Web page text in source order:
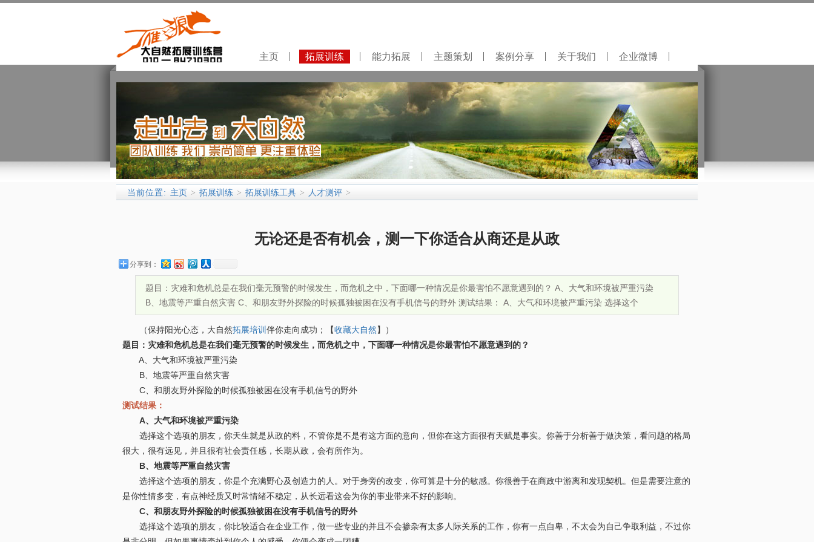
主页 拓展训练 能力拓展 主题策划 案例分享 关于我们 企业微博
当前位置: 主页 > 拓展训练 > 拓展训练工具 > 人才测评 >
无论还是否有机会，测一下你适合从商还是从政
分享到：
题目：灾难和危机总是在我们毫无预警的时候发生，而危机之中，下面哪一种情况是你最害怕不愿意遇到的？ A、大气和环境被严重污染
B、地震等严重自然灾害 C、和朋友野外探险的时候孤独被困在没有手机信号的野外 测试结果： A、大气和环境被严重污染 选择这个
（保持阳光心态，大自然拓展培训 伴你走向成功；【收藏大自然】）
题目：灾难和危机总是在我们毫无预警的时候发生，而危机之中，下面哪一种情况是你最害怕不愿意遇到的？
A、大气和环境被严重污染
B、地震等严重自然灾害
C、和朋友野外探险的时候孤独被困在没有手机信号的野外
测试结果：
A、大气和环境被严重污染
选择这个选项的朋友，你天生就是从政的料，不管你是不是有这方面的意向，但你在这方面很有天赋是事实。你善于分析善于做决策，看问题的格局
很大，很有远见，并且很有社会责任感，长期从政，会有所作为。
B、地震等严重自然灾害
选择这个选项的朋友，你是个充满野心及创造力的人。对于身旁的改变，你可算是十分的敏感。你很善于在商政中游离和发现契机。但是需要注意的
是你性情多变，有点神经质又时常情绪不稳定，从长远看这会为你的事业带来不好的影响。
C、和朋友野外探险的时候孤独被困在没有手机信号的野外
选择这个选项的朋友，你比较适合在企业工作，做一些专业的并且不会掺杂有太多人际关系的工作，你有一点自卑，不太会为自己争取利益，不过你